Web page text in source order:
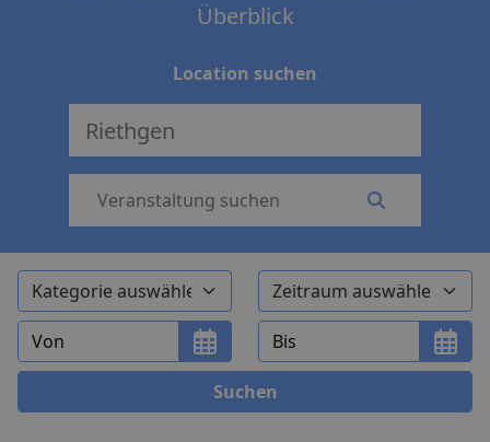
Überblick
Location suchen